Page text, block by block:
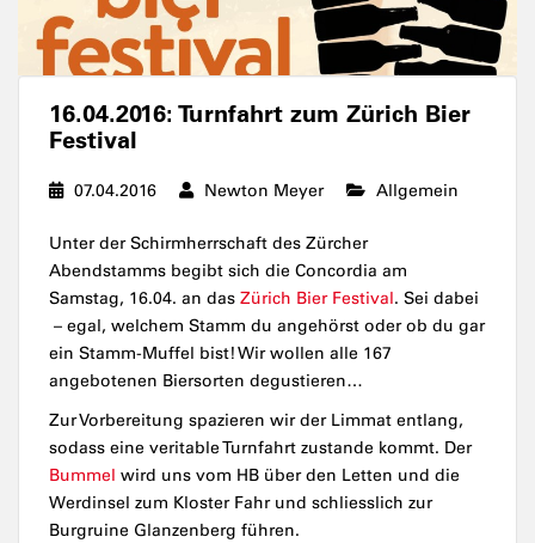
16.04.2016: Turnfahrt zum Zürich Bier
Festival
07.04.2016 Newton Meyer Allgemein
Unter der Schirmherrschaft des Zürcher
Abendstamms begibt sich die Concordia am
Samstag, 16.04. an das Zürich Bier Festival. Sei dabei
– egal, welchem Stamm du angehörst oder ob du gar
ein Stamm-Muffel bist! Wir wollen alle 167
angebotenen Biersorten degustieren…
Zur Vorbereitung spazieren wir der Limmat entlang,
sodass eine veritable Turnfahrt zustande kommt. Der
Bummel wird uns vom HB über den Letten und die
Werdinsel zum Kloster Fahr und schliesslich zur
Burgruine Glanzenberg führen.